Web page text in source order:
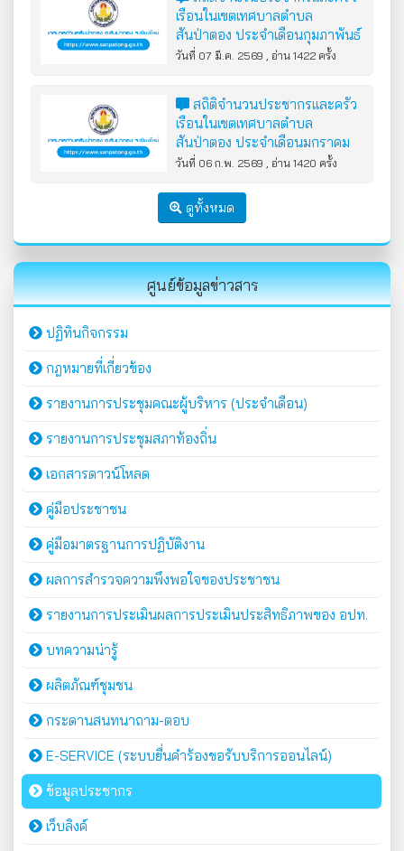
เรือนในเขตเทศบาลตำบล
สันป่าตอง ประจำเดือนกุมภาพันธ์
2569
วันที่ 07 มี.ค. 2569 , อ่าน 1422 ครั้ง
สถิติจำนวนประชากรและครัว
เรือนในเขตเทศบาลตำบล
สันป่าตอง ประจำเดือนมกราคม
2569
วันที่ 06 ก.พ. 2569 , อ่าน 1420 ครั้ง
ดูทั้งหมด
ศูนย์ข้อมูลข่าวสาร
ปฏิทินกิจกรรม
กฎหมายที่เกี่ยวข้อง
รายงานการประชุมคณะผู้บริหาร (ประจำเดือน)
รายงานการประชุมสภาท้องถิ่น
เอกสารดาวน์โหลด
คู่มือประชาชน
คู่มือมาตรฐานการปฏิบัติงาน
ผลการสำรวจความพึงพอใจของประชาชน
รายงานการประเมินผลการประเมินประสิทธิภาพของ อปท.
บทความน่ารู้
ผลิตภัณฑ์ชุมชน
กระดานสนทนาถาม-ตอบ
E-SERVICE (ระบบยื่นคำร้องขอรับบริการออนไลน์)
ข้อมูลประชากร
เว็บลิงค์